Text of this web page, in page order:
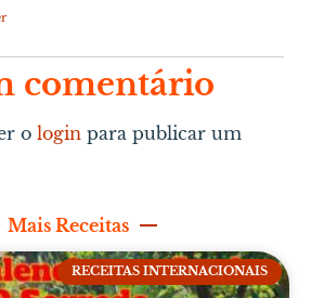
comentário
o login para publicar um
Mais Receitas
RECEITAS INTERNACIONAIS